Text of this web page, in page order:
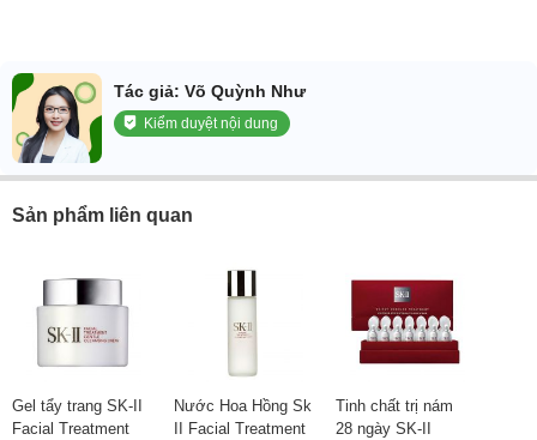
Tác giả: Võ Quỳnh Như
Kiểm duyệt nội dung
Sản phẩm liên quan
Gel tẩy trang SK-II
Facial Treatment
Nước Hoa Hồng Sk
II Facial Treatment
Tinh chất trị nám
28 ngày SK-II